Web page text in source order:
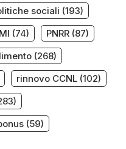
sociali (193)
(74) PNRR (87)
(268)
rinnovo CCNL (102)
(59)